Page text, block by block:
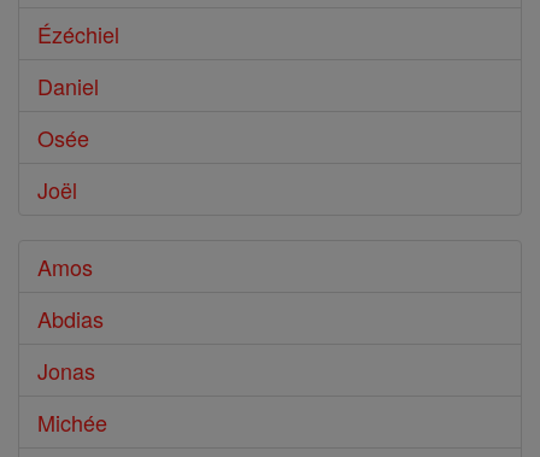
Ézéchiel
Daniel
Osée
Joël
Amos
Abdias
Jonas
Michée